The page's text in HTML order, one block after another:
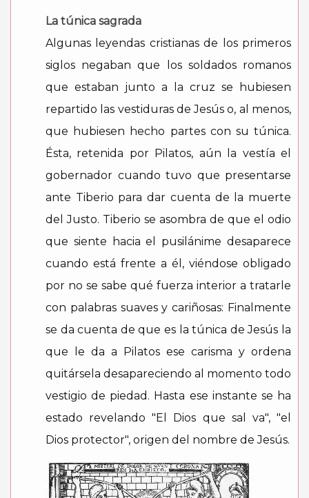
La túnica sagrada
Algunas leyendas cristianas de los primeros
siglos negaban que los soldados romanos
que estaban junto a la cruz se hubiesen
repartido las vestiduras de Jesús o, al menos,
que hubiesen hecho partes con su túnica.
Ésta, retenida por Pilatos, aún la vestía el
gobernador cuando tuvo que presentarse
ante Tiberio para dar cuenta de la muerte
del Justo. Tiberio se asombra de que el odio
que siente hacia el pusilánime desaparece
cuando está frente a él, viéndose obligado
por no se sabe qué fuerza interior a tratarle
con palabras suaves y cariñosas: Finalmente
se da cuenta de que es la túnica de Jesús la
que le da a Pilatos ese carisma y ordena
quitársela desapareciendo al momento todo
vestigio de piedad. Hasta ese instante se ha
estado revelando "El Dios que sal va", "el
Dios protector", origen del nombre de Jesús.